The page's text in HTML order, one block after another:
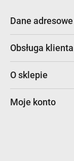
Dane adresowe
Obsługa klienta
O sklepie
Moje konto